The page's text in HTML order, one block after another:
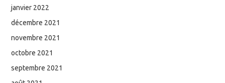
janvier 2022
décembre 2021
novembre 2021
octobre 2021
septembre 2021